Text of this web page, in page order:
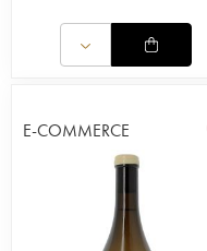
E-COMMERCE